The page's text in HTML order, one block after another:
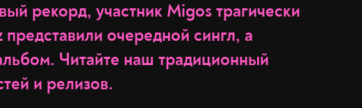
рекорд, участник Migos трагически
очередной сингл, а
Читайте наш традиционный
и релизов.